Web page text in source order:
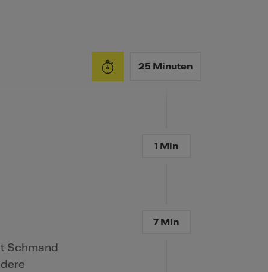
25 Minuten
1 Min
7 Min
Schmand